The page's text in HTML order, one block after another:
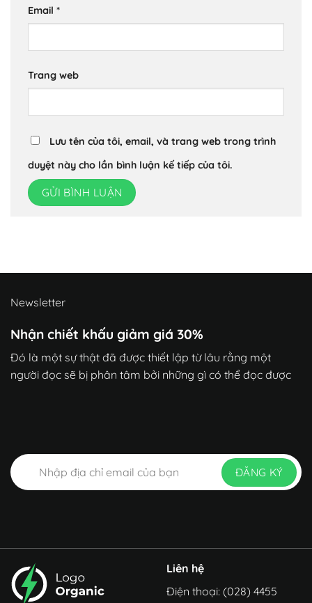
Email *
Trang web
Lưu tên của tôi, email, và trang web trong trình
duyệt này cho lần bình luận kế tiếp của tôi.
Newsletter
Nhận chiết khấu giảm giá 30%
Đó là một sự thật đã được thiết lập từ lâu rằng một
người đọc sẽ bị phân tâm bởi những gì có thể đọc được
Liên hệ
Điện thoại: (028) 4455